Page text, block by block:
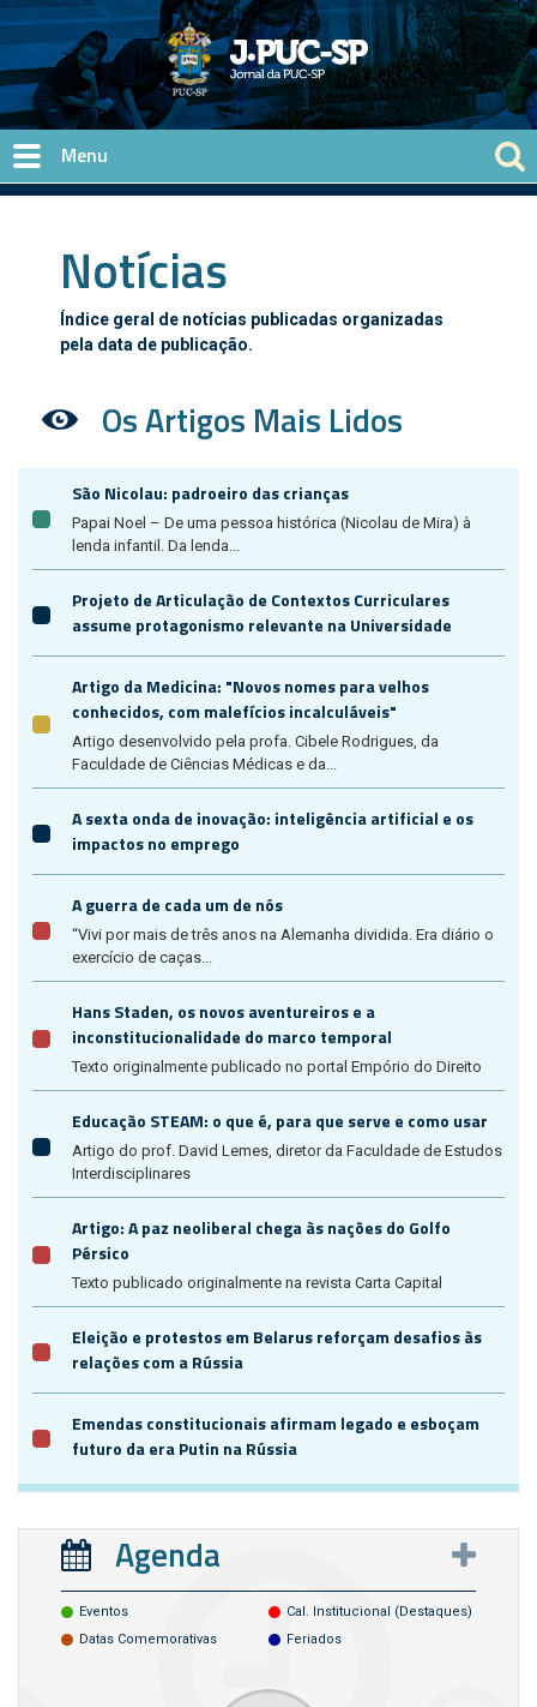
Pular para o conteúdo principal
Notícias
Índice geral de notícias publicadas organizadas
pela data de publicação.
Os Artigos Mais Lidos
São Nicolau: padroeiro das crianças
Papai Noel – De uma pessoa histórica (Nicolau de Mira) à
lenda infantil. Da lenda...
Projeto de Articulação de Contextos Curriculares
assume protagonismo relevante na Universidade
Artigo da Medicina: "Novos nomes para velhos
conhecidos, com malefícios incalculáveis"
Artigo desenvolvido pela profa. Cibele Rodrigues, da
Faculdade de Ciências Médicas e da...
A sexta onda de inovação: inteligência artificial e os
impactos no emprego
A guerra de cada um de nós
“Vivi por mais de três anos na Alemanha dividida. Era diário o
exercício de caças...
Hans Staden, os novos aventureiros e a
inconstitucionalidade do marco temporal
Texto originalmente publicado no portal Empório do Direito
Educação STEAM: o que é, para que serve e como usar
Artigo do prof. David Lemes, diretor da Faculdade de Estudos
Interdisciplinares
Artigo: A paz neoliberal chega às nações do Golfo
Pérsico
Texto publicado originalmente na revista Carta Capital
Eleição e protestos em Belarus reforçam desafios às
relações com a Rússia
Emendas constitucionais afirmam legado e esboçam
futuro da era Putin na Rússia
Agenda
Eventos
Cal. Institucional (destaques)
Datas Comemorativas
Feriados